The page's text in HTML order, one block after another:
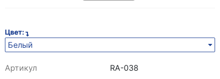
Цвет:
Белый
Артикул
RA-038